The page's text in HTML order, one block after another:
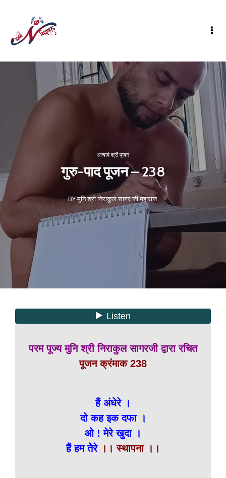
आचार्य श्री पूजन
गुरु-पाद पूजन – 238
BY मुनि श्री निराकुल सागर जी महाराज
परम पूज्य मुनि श्री निराकुल सागरजी द्वारा रचित
पूजन क्रंमाक 238
हैं अंधेरे ।
दो कह इक दफा ।
ओ ! मेरे खुदा ।
हैं हम तेरे।। स्थापना ।।